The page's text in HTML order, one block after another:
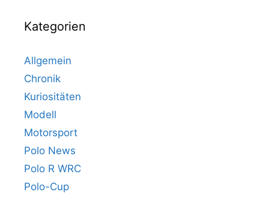
Kategorien
Allgemein
Chronik
Kuriositäten
Modell
Motorsport
Polo News
Polo R WRC
Polo-Cup